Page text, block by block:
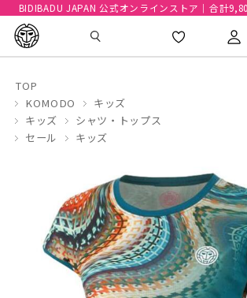
BIDIBADU JAPAN 公式オンラインストア｜合計
TOP
KOMODO
キッズ
キッズ
シャツ・トップス
セール
キッズ